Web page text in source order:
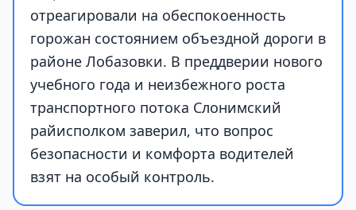
отреагировали на обеспокоенность
горожан состоянием объездной дороги в
районе Лобазовки. В преддверии нового
учебного года и неизбежного роста
транспортного потока Слонимский
райисполком заверил, что вопрос
безопасности и комфорта водителей
взят на особый контроль.